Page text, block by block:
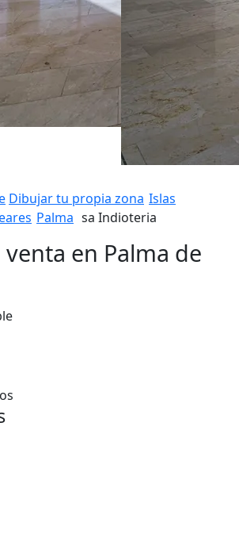
Dibujar tu propia zona Islas
Palma sa Indioteria
en Palma de